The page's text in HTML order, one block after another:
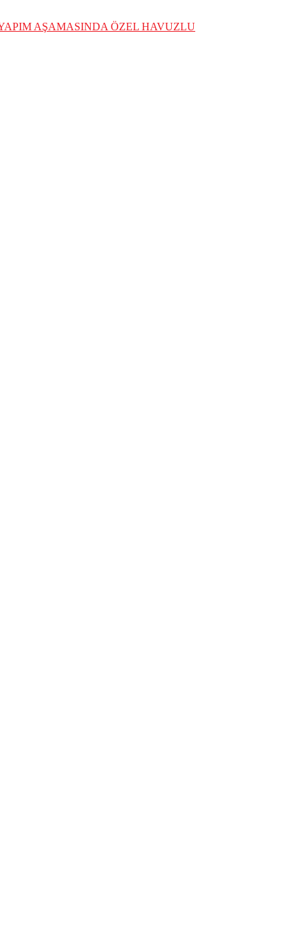
AŞAMASINDA ÖZEL HAVUZLU